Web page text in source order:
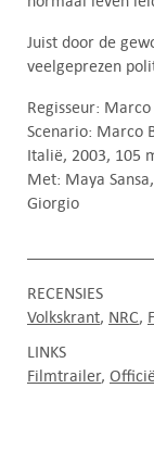
Juist door de
veelgeprezen
Regisseur:
Scenario: Marco
Italië, 2003, 105
Met: Maya
Giorgio
RECENSIES
Volkskrant NRC
LINKS
Filmtrailer